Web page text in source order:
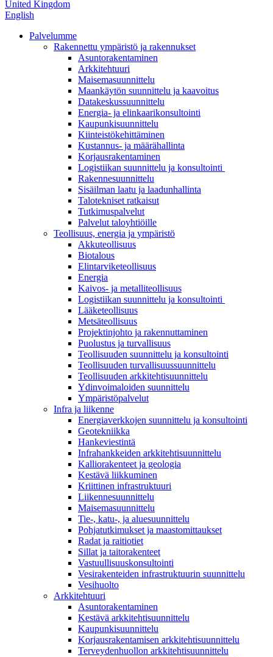
United Kingdom
English
Palvelumme
Rakennettu ympäristö ja rakennukset
Asuntorakentaminen
Arkkitehtuuri
Maisemasuunnittelu
Maankäytön suunnittelu ja kaavoitus
Datakeskussuunnittelu
Energia- ja elinkaarikonsultointi
Kaupunkisuunnittelu
Kiinteistökehittäminen
Kustannus- ja määrähallinta
Korjausrakentaminen
Logistiikan suunnittelu ja konsultointi
Rakennesuunnittelu
Sisäilman laatu ja laadunhallinta
Talotekniset ratkaisut
Tutkimuspalvelut
Palvelut taloyhtiöille
Teollisuus, energia ja ympäristö
Akkuteollisuus
Biotalous
Elintarviketeollisuus
Energia
Kaivos- ja metalliteollisuus
Logistiikan suunnittelu ja konsultointi
Lääketeollisuus
Metsäteollisuus
Projektinjohto ja rakennuttaminen
Puolustus ja turvallisuus
Teollisuuden suunnittelu ja konsultointi
Teollisuuden turvallisuussuunnittelu
Teollisuuden arkkitehtisuunnittelu
Ydinvoimaloiden suunnittelu
Ympäristöpalvelut
Infra ja liikenne
Energiaverkkojen suunnittelu ja konsultointi
Geotekniikka
Hankeviestintä
Infrahankkeiden arkkitehtisuunnittelu
Kalliorakenteet ja geologia
Kestävä liikkuminen
Kriittinen infrastruktuuri
Liikennesuunnittelu
Maisemasuunnittelu
Tie-, katu-, ja aluesuunnittelu
Pohjatutkimukset ja maastomittaukset
Radat ja raitiotiet
Sillat ja taitorakenteet
Vastuullisuuskonsultointi
Vesirakenteiden infrastruktuurin suunnittelu
Vesihuolto
Arkkitehtuuri
Asuntorakentaminen
Kestävä arkkitehtisuunnittelu
Kaupunkisuunnittelu
Korjausrakentamisen arkkitehtisuunnittelu
Terveydenhuollon arkkitehtisuunnittelu